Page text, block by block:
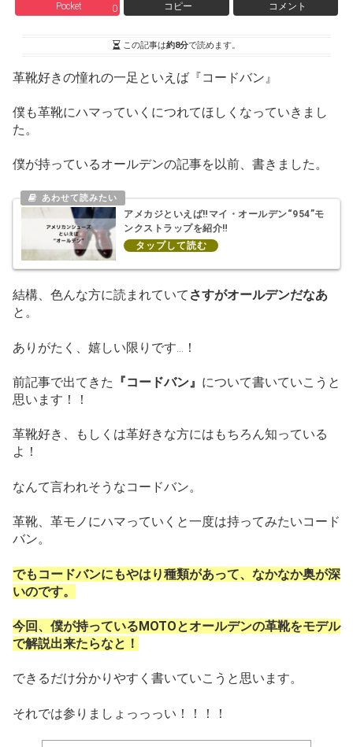
Pocket 0 コピー コメント
この記事は約8分で読めます。
革靴好きの憧れの一足といえば『コードバン』
僕も革靴にハマっていくにつれてほしくなっていきまし
た。
僕が持っているオールデンの記事を以前、書きました。
アメカジといえば‼マイ・オールデン“954”モ
ンクストラップを紹介‼
結構、色んな方に読まれていて さすがオールデンだなあ
と。
ありがたく、嬉しい限りです…！
前記事で出てきた 『コードバン』 について書いていこうと
思います！！
革靴好き、もしくは革好きな方にはもちろん知っている
よ！
なんて言われそうなコードバン。
革靴、革モノにハマっていくと一度は持ってみたいコード
バン。
でもコードバンにもやはり種類があって、なかなか奥が深
いのです。
今回、僕が持っているMOTOとオールデンの革靴をモデル
で解説出来たらなと！
できるだけ分かりやすく書いていこうと思います。
それでは参りましょっっっい！！！！